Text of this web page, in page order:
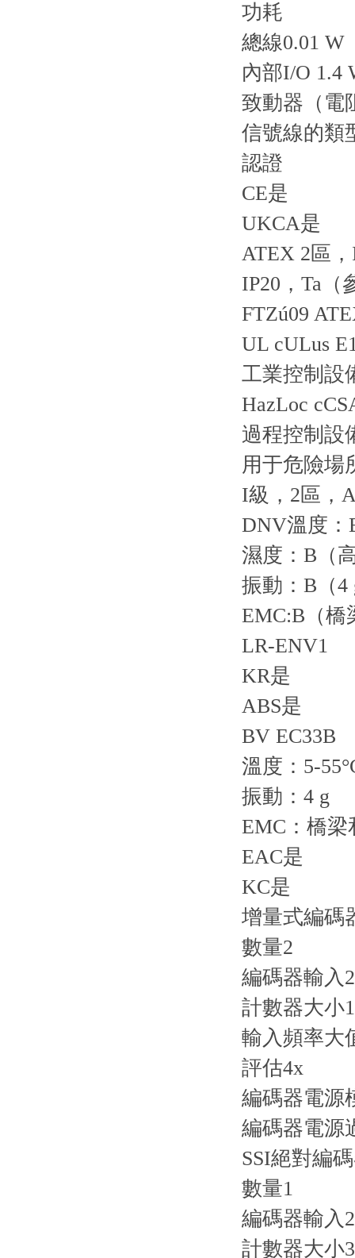
功耗
總線0.01 W
內部I/O 1.4
致動器（電
信號線的類
認證
CE是
UKCA是
ATEX 2區
IP20，Ta（
FTZú09
UL cULus
工業控制設
HazLoc
過程控制設
用于危險場
I級，2區，
DNV溫度：
濕度：B（
振動：B（4
EMC:B（橋
LR-ENV1
KR是
ABS是
BV EC33B
溫度：5-
振動：4 g
EMC：橋梁
EAC是
KC是
增量式編碼
數量2
編碼器輸入
計數器大小
輸入頻率大
評估4x
編碼器電源
編碼器電源
SSI絕對編
數量1
編碼器輸入
計數器大小